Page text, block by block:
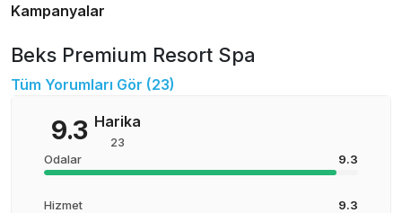
Kampanyalar
Beks Premium Resort Spa
Tüm Yorumları Gör (23)
9.3 Harika
23
Odalar
9.3
Hizmet 9.3